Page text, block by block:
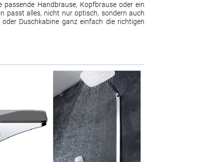
Handbrause, Kopfbrause oder ein
passt alles, nicht nur optisch, sondern auch
Duschkabine ganz einfach die richtigen